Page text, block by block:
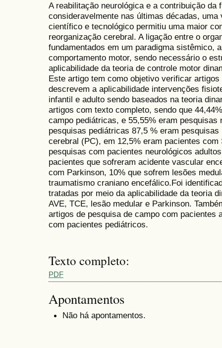
A reabilitação neurológica e a contribuição da
consideravelmente nas últimas décadas,
científico e tecnológico permitiu uma maior
reorganização cerebral. A ligação entre o
fundamentados em um paradigma sistêmico,
comportamento motor, sendo necessário o
aplicabilidade da teoria de controle motor
Este artigo tem como objetivo verificar
descrevem a aplicabilidade intervenções
infantil e adulto sendo baseados na teoria
artigos com texto completo, sendo que
campo pediátricas, e 55,55% eram
pesquisas pediátricas 87,5 % eram
cerebral (PC), em 12,5% eram pacientes
pesquisas com pacientes neurológicos
pacientes que sofreram acidente vascular
com Parkinson, 10% que sofrem lesões
traumatismo craniano encefálico.Foi
tratadas por meio da aplicabilidade da teoria
AVE, TCE, lesão medular e Parkinson.
artigos de pesquisa de campo com pacientes
com pacientes pediátricos.
Texto completo:
PDF
Apontamentos
Não há apontamentos.